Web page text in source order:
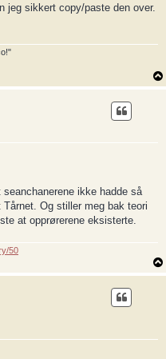
jeg sikkert copy/paste den over.
ikke hadde så
Og stiller meg bak teori
at opprørerene eksisterte.
50